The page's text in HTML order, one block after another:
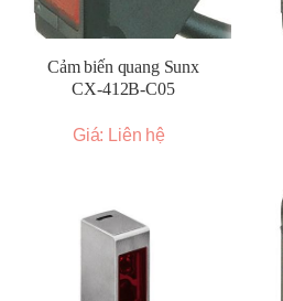
Cảm biến quang Sunx
CX-412B-C05
Giá: Liên hệ